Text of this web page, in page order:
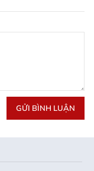
GỬI BÌNH LUẬN